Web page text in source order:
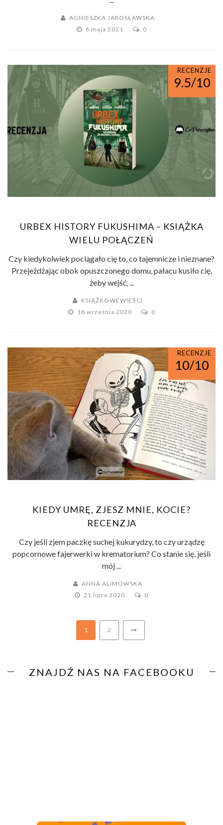
AGNIESZKA JAROSŁAWSKA
6 maja 2021
0
RECENZJE
9.5/10
URBEX HISTORY FUKUSHIMA – KSIĄŻKA
WIELU POŁĄCZEŃ
Czy kiedykolwiek pociągało cię to, co tajemnicze i nieznane?
Przejeżdżając obok opuszczonego domu, pałacu kusiło cię,
żeby wejść, ...
KSIĄŻKOWEWIEŚCI
18 września 2020
0
RECENZJE
10/10
KIEDY UMRĘ, ZJESZ MNIE, KOCIE?
RECENZJA
Czy jeśli zjem paczkę suchej kukurydzy, to czy urządzę
popcornowe fajerwerki w krematorium? Co stanie się, jeśli
mój ...
ANNA ALIMOWSKA
21 lipca 2020
0
1 2
ZNAJDŹ NAS NA FACEBOOKU